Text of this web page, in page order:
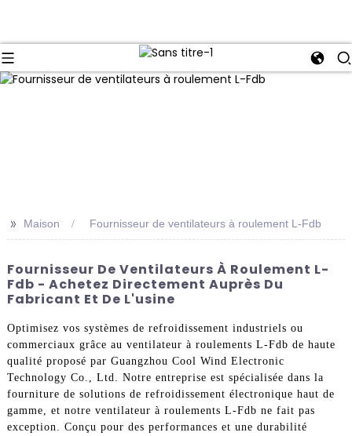
>> Maison Fournisseur de ventilateurs à roulement L-Fdb
Fournisseur De Ventilateurs À Roulement L-
Fdb - Achetez Directement Auprès Du
Fabricant Et De L'usine
Optimisez vos systèmes de refroidissement industriels ou
commerciaux grâce au ventilateur à roulements L-Fdb de haute
qualité proposé par Guangzhou Cool Wind Electronic
Technology Co., Ltd. Notre entreprise est spécialisée dans la
fourniture de solutions de refroidissement électronique haut de
gamme, et notre ventilateur à roulements L-Fdb ne fait pas
exception. Conçu pour des performances et une durabilité